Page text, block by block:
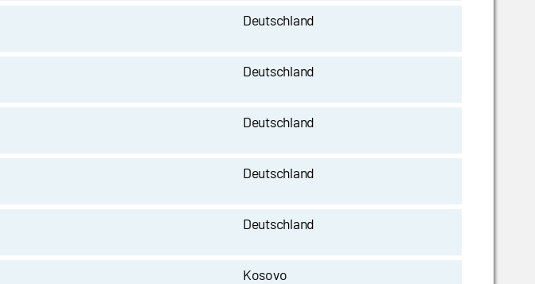
Deutschland
Deutschland
Deutschland
Deutschland
Deutschland
Kosovo